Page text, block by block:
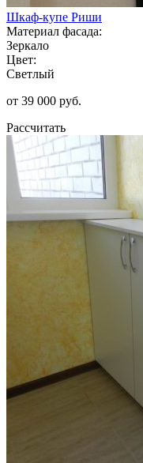
Шкаф-купе Риши
Материал фасада:
Зеркало
Цвет:
Светлый
от 39 000 руб.
Рассчитать